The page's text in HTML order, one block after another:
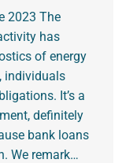
2023 The
has
of energy
individuals
It’s a
definitely
bank loans
We remark…